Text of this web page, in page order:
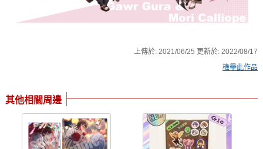
上傳於: 2021/06/25 更新於: 2022/08/17
檢舉此作品
其他相關周邊